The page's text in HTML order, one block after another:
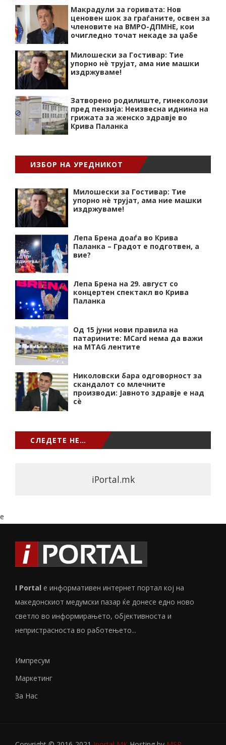
Макрадули за горивата: Нов
ценовен шок за граѓаните, освен за
членовите на ВМРО-ДПМНЕ, кои
очигледно точат некаде за џабе
Милошески за Гостивар: Тие
упорно нѐ трујат, ама ние машки
издржуваме!
Затворено родилиште, гинеколози
пред пензија: Неизвесна иднина на
грижата за женско здравје во
Крива Паланка
ИЗБОР НА УРЕДНИКОТ
Милошески за Гостивар: Тие
упорно нѐ трујат, ама ние машки
издржуваме!
Лепа Брена доаѓа во Крива
Паланка – Градот е подготвен, а
вие?
Лепа Брена на 29. август со
концертен спектакл во Крива
Паланка
Од 15 јуни нови правила на
патарините: MCard нема да важи
на MTAG лентите
Николовски бара одговорност за
скандалот со млечните
производи: Јавното здравје е над
сѐ
СЛЕДЕТЕ НЕ…
iPortal.mk
e
I Portal е информативен интернет портал кој на
македонскиот медумски пазар ќе донесе едно ново
светло во информирањето, објективноста и
непристрасноста во работењето...
Импресум
Маркетинг
За Нас